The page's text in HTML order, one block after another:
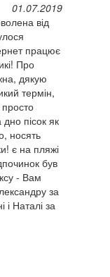
01.07.2019
від
працює
Про
дякую
термін,
пісок як
носять
є на пляжі
був
- Вам
за
і Наталі за